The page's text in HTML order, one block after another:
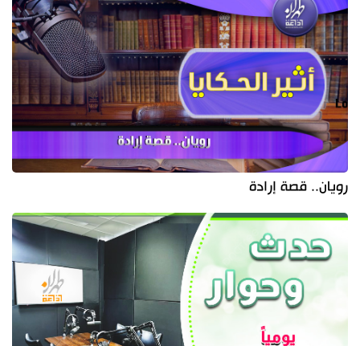
رويان.. قصة إرادة